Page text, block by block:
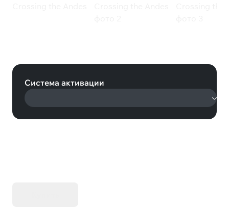
Система активации